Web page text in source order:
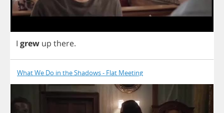
I grew up there.
What We Do in the Shadows - Flat Meeting